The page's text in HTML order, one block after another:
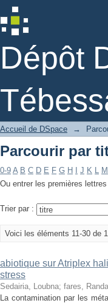
Dépôt
Parcourir par
Accueil de DSpace →
Parcourir par
0-9 A B C D E F G H J K L M
Ou entrer les premières lettres
Trier par :
Voici les éléments 11-30 de
abiotique sur Atriplex
stress
Sedairia, Loubna; fares, Randa
La contamination par les